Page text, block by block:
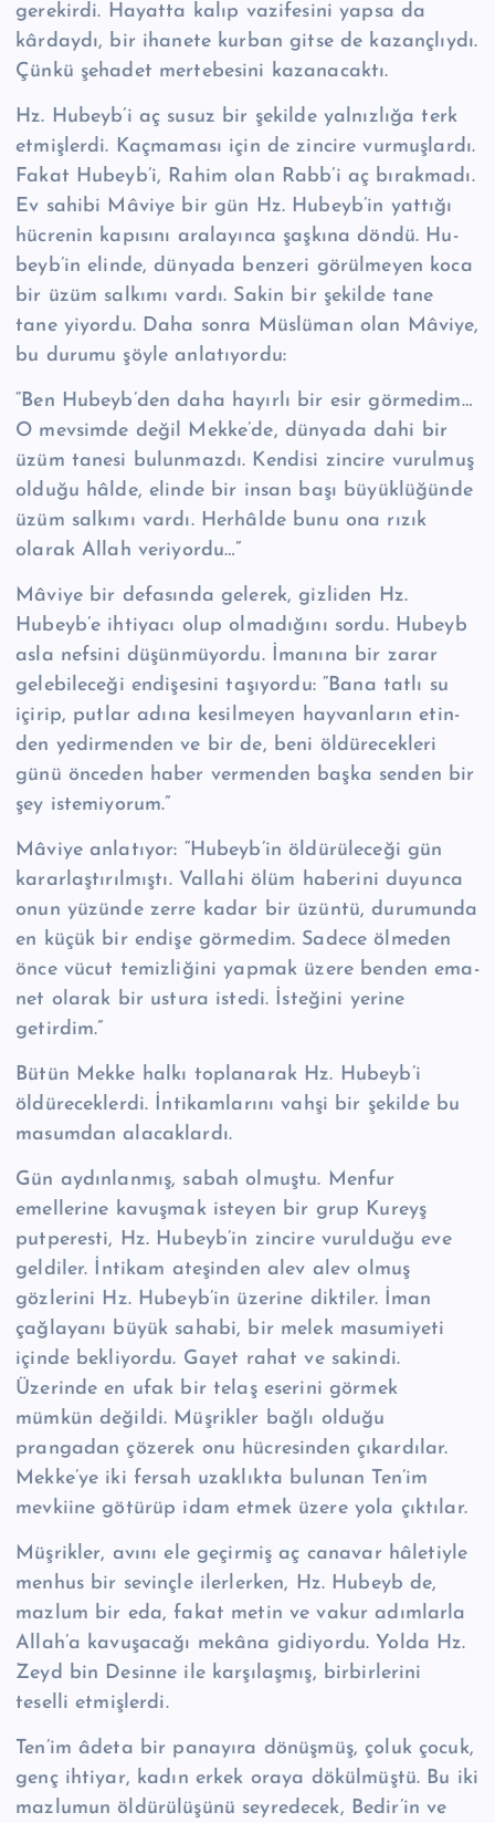
gerekirdi. Hayatta kalıp vazifesini yapsa da
kârdaydı, bir ihane­te kurban gitse de kazançlıydı.
Çünkü şehadet mertebesini kazanacaktı.
Hz. Hubeyb’i aç susuz bir şekilde yalnızlığa terk
etmişlerdi. Kaçmaması için de zin­cire vurmuşlardı.
Fakat Hubeyb’i, Rahim olan Rabb’i aç bırakmadı.
Ev sa­hibi Mâvi­ye bir gün Hz. Hubeyb’in yattığı
hücrenin kapısını aralayınca şaşkına döndü. Hu­
beyb’in elinde, dünyada benzeri görülmeyen koca
bir üzüm salkımı vardı. Sakin bir şekilde tane
tane yiyordu. Daha sonra Müslüman olan Mâviye,
bu durumu şöyle anlatıyordu:
“Ben Hubeyb’den daha hayırlı bir esir görmedim…
O mevsimde değil Mek­ke’de, dünyada dahi bir
üzüm tanesi bulunmazdı. Kendisi zincire vurulmuş
ol­duğu hâlde, elinde bir insan başı büyüklüğünde
üzüm salkımı vardı. Herhâlde bunu ona rızık
olarak Allah veriyordu…”
Mâviye bir defasında gelerek, gizliden Hz.
Hubeyb’e ihtiyacı olup olmadığını sordu. Hubeyb
asla nefsini düşünmüyordu. İmanına bir zarar
gelebileceği endi­şesini taşıyordu: “Bana tatlı su
içirip, putlar adına kesilmeyen hayvanların etin­
den yedirmenden ve bir de, beni öldürecekleri
günü önceden haber vermenden başka senden bir
şey istemiyorum.”
Mâviye anlatıyor: “Hubeyb’in öldürüleceği gün
kararlaştırılmıştı. Vallahi ölüm haberini du­yunca
onun yüzünde zerre kadar bir üzüntü, durumunda
en küçük bir endişe görmedim. Sadece ölmeden
önce vücut temizliğini yapmak üzere benden ema­
net olarak bir ustura istedi. İsteğini yerine
getirdim.”
Bütün Mekke halkı toplanarak Hz. Hubeyb’i
öldüreceklerdi. İntikamlarını vahşi bir şekilde bu
masumdan alacaklardı.
Gün aydınlanmış, sabah olmuştu. Menfur
emellerine kavuşmak isteyen bir grup Ku­reyş
putperesti, Hz. Hubeyb’in zincire vurulduğu eve
geldiler. İntikam ateşinden alev alev olmuş
gözlerini Hz. Hubeyb’in üzerine diktiler. İman
çağla­yanı büyük sahabi, bir melek masumiyeti
içinde bekliyordu. Gayet rahat ve sa­kindi.
Üzerinde en ufak bir te­laş eserini görmek
mümkün değildi. Müşrikler bağlı olduğu
prangadan çözerek onu hüc­resinden çıkardılar.
Mekke’ye iki fer­sah uzaklıkta bulunan Ten’im
mevkiine götürüp idam etmek üzere yola çıktı­lar.
Müşrikler, avını ele geçirmiş aç canavar hâletiyle
menhus bir sevinçle ilerler­ken, Hz. Hubeyb de,
mazlum bir eda, fakat metin ve vakur adımlarla
Allah’a ka­vuşacağı mekâna gidiyordu. Yolda Hz.
Zeyd bin Desinne ile karşılaşmış, birbir­lerini
teselli etmişlerdi.
Ten’im âdeta bir panayıra dönüşmüş, çoluk çocuk,
genç ihtiyar, kadın erkek oraya dö­külmüştü. Bu iki
mazlumun öldürülüşünü seyredecek, Bedir’in ve